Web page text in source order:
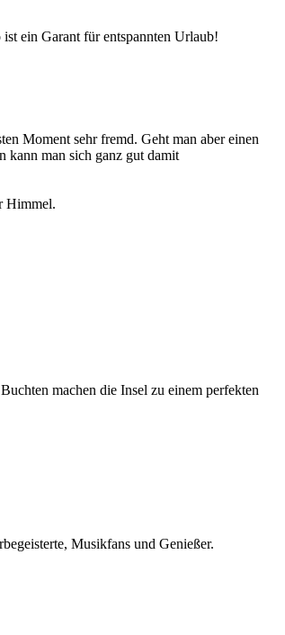
ein Garant für entspannten Urlaub!
Moment sehr fremd. Geht man aber einen
kann man sich ganz gut damit
Himmel.
machen die Insel zu einem perfekten
Musikfans und Genießer.